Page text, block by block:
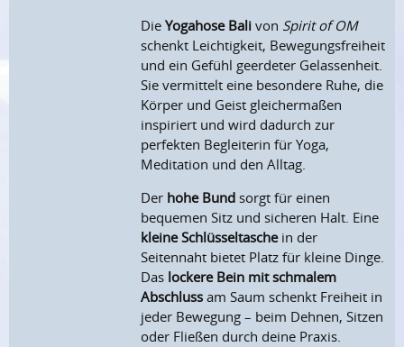
DieYogahose Bali von Spirit of OM
schenkt Leichtigkeit, Bewegungsfreiheit
und ein Gefühl geerdeter Gelassenheit.
Sie vermittelt eine besondere Ruhe, die
Körper und Geist gleichermaßen
inspiriert und wird dadurch zur
perfekten Begleiterin für Yoga,
Meditation und den Alltag.
Der hohe Bund sorgt für einen
bequemen Sitz und sicheren Halt. Eine
kleine Schlüsseltaschein der
Seitennaht bietet Platz für kleine Dinge.
Das lockere Bein mit schmalem
Abschluss am Saum schenkt Freiheit in
jeder Bewegung – beim Dehnen, Sitzen
oder Fließen durch deine Praxis.